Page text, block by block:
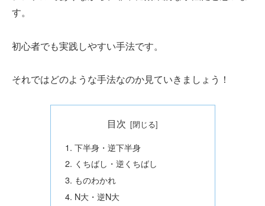
す。
初心者でも実践しやすい手法です。
それではどのような手法なのか見ていきましょう！
目次
下半身・逆下半身
くちばし・逆くちばし
ものわかれ
N大・逆N大